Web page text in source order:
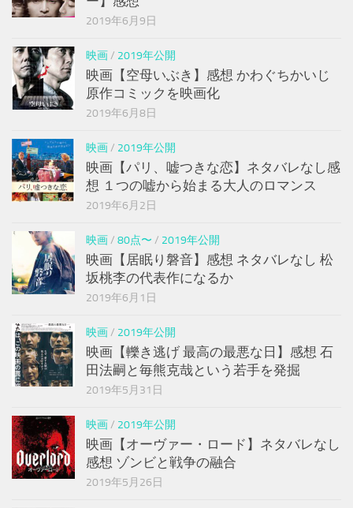
2019年6月9日
映画/ 2019年公開
映画【空母いぶき】感想 かわぐちかいじ
原作コミックを映画化
2019年6月8日
映画/ 2019年公開
映画【パリ、嘘つきな恋】ネタバレなし感
想 １つの嘘から始まる大人のロマンス
2019年6月2日
映画/ 80点〜 / 2019年公開
映画【居眠り磐音】感想 ネタバレなし 松
坂桃李の代表作になるか
2019年6月1日
映画/ 2019年公開
映画【轢き逃げ 最高の最悪な日】感想 石
田法嗣と毎熊克哉という若手を発掘
2019年5月31日
映画/ 2019年公開
映画【オーヴァー・ロード】ネタバレなし
感想 ゾンビと戦争の融合
2019年5月26日